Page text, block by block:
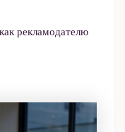
рекламодателю